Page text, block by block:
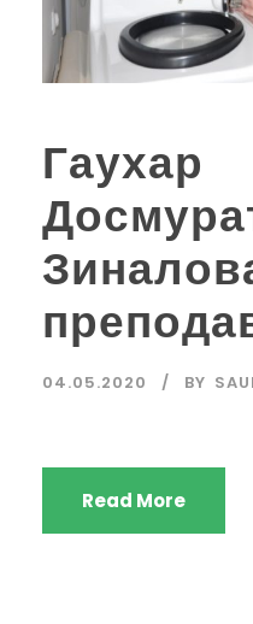
Гаухар
04.05.2020 BY
Read More